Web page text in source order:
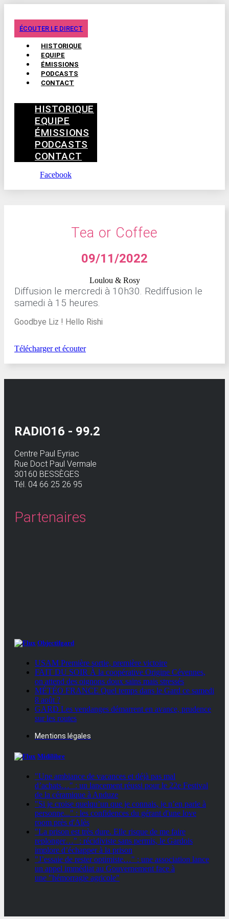
ÉCOUTER LE DIRECT
HISTORIQUE
EQUIPE
ÉMISSIONS
PODCASTS
CONTACT
HISTORIQUE
EQUIPE
ÉMISSIONS
PODCASTS
CONTACT
Facebook
Tea or Coffee
09/11/2022
Loulou & Rosy
Diffusion le mercredi à 10h30. Rediffusion le
samedi à 15 heures.
Goodbye Liz ! Hello Rishi
Télécharger et écouter
RADIO16 - 99.2
Centre Paul Eyriac
Rue Doct Paul Vermale
30160 BESSÈGES
Tél. 04 66 25 26 95
Partenaires
Objectifgard
USAM Première sortie, première victoire
FAIT DU SOIR À la coopérative Origine Cévennes,
on attend des oignons doux sains mais stressés
MÉTÉO FRANCE Quel temps dans le Gard ce samedi
8 août ?
GARD Les vendanges démarrent en avance, prudence
sur les routes
Mentions légales
Midilibre
"Une ambiance de vacances et déjà pas mal
d’achats…" : un lancement réussi pour le 22e Festival
de la céramique à Anduze
"Si je croise quelqu’un que je connais, je n’en parle à
personne..." : les confidences du gérant d'une love
room près d'Alès
"La prison est très dure. Elle risque de me faire
replonger…" : récidiviste sans permis, le Gardois
implore d’échapper à la prison
"J’essaie de rester optimiste…" : une association lance
un appel immédiat au Gouvernement face à
une "hémorragie agricole"